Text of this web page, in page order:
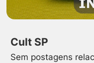
Cult SP
Sem postagens